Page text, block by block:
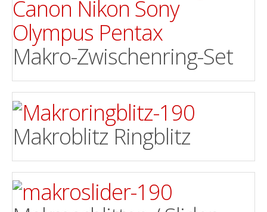
Makro-Zwischenring-Set
Makroblitz Ringblitz